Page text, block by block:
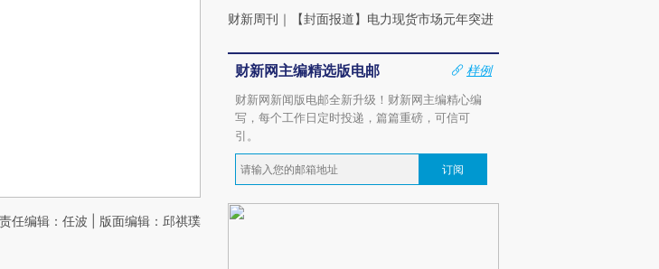
责任编辑：任波 | 版面编辑：邱祺璞
财新周刊 ｜ 【封面报道】电力现货市场元年突进
财新网主编精选版电邮
样例
财新网新闻版电邮全新升级！财新网主编精心编
写，每个工作日定时投递，篇篇重磅，可信可
引。
订阅